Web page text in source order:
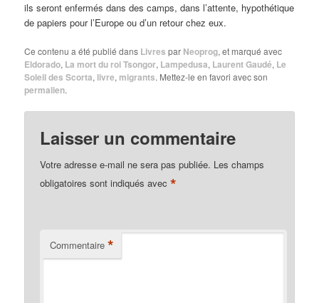
ils seront enfermés dans des camps, dans l’attente, hypothétique
de papiers pour l’Europe ou d’un retour chez eux.
Ce contenu a été publié dans Livres par Neoprog, et marqué avec
Eldorado, La mort du roi Tsongor, Lampedusa, Laurent Gaudé, Le
Soleil des Scorta, livre, migrants. Mettez-le en favori avec son
permalien.
Laisser un commentaire
Votre adresse e-mail ne sera pas publiée. Les champs
obligatoires sont indiqués avec*
Commentaire *